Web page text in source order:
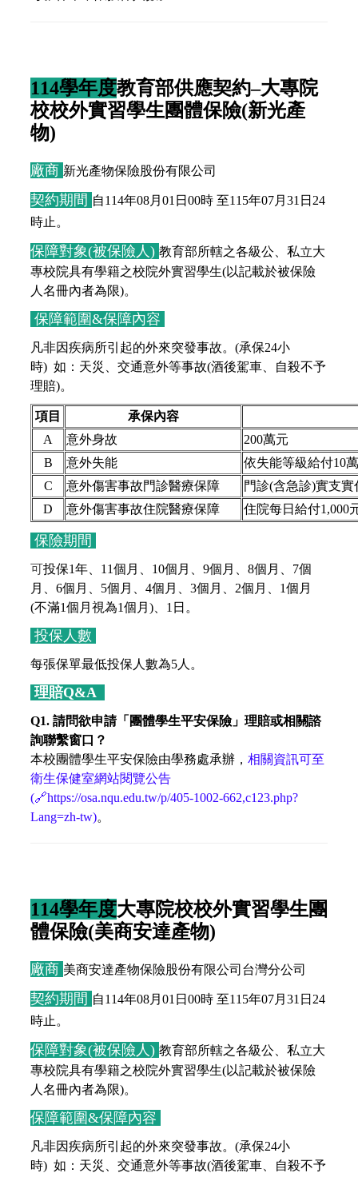
114學年度教育部供應契約–大專院
校校外實習學生團體保險(新光產
物)
廠商 新光產物保險股份有限公司
契約期間 自114年08月01日00時 至115年07月31日24
時止。
保障對象(被保險人) 教育部所轄之各級公、私立大
專校院具有學籍之校院外實習學生(以記載於被保險
人名冊內者為限)。
保障範圍&保障內容
凡非因疾病所引起的外來突發事故。(承保24小
時) 如：天災、交通意外等事故(酒後駕車、自殺不予
理賠)。
項目
承保內容
A
意外身故
200萬元
B
意外失能
依失能等級給付10
C
意外傷害事故門診醫療保障
門診(含急診)實支
D
意外傷害事故住院醫療保障 住院每日給付1,000
保險期間
可投保1年、11個月、10個月、9個月、8個月、7個
月、6個月、5個月、4個月、3個月、2個月、1個月
(不滿1個月視為1個月)、1日。
投保人數
每張保單最低投保人數為5人。
理賠Q&A
Q1. 請問欲申請「團體學生平安保險」理賠或相關諮
詢聯繫窗口？
本校團體學生平安保險由學務處承辦， 相關資訊可至
衛生保健室網站閱覽公告
(🔗https://osa.nqu.edu.tw/p/405-1002-662,c123.php?
Lang=zh-tw)。
114學年度大專院校校外實習學生團
體保險(美商安達產物)
廠商 美商安達產物保險股份有限公司台灣分公司
契約期間 自114年08月01日00時 至115年07月31日24
時止。
保障對象(被保險人) 教育部所轄之各級公、私立大
專校院具有學籍之校院外實習學生(以記載於被保險
人名冊內者為限)。
保障範圍&保障內容
凡非因疾病所引起的外來突發事故。(承保24小
時) 如：天災、交通意外等事故(酒後駕車、自殺不予